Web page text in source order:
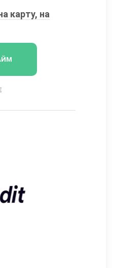
карту, на